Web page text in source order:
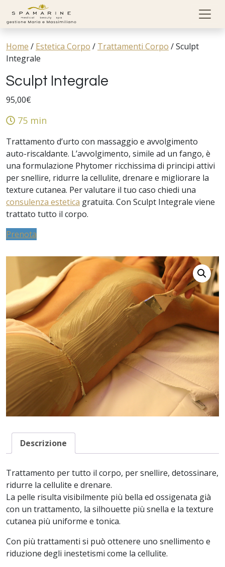
Skip to content
Home / Estetica Corpo / Trattamenti Corpo /Sculpt
Integrale
Sculpt Integrale
95,00€
75 min
Trattamento d’urto con massaggio e avvolgimento
auto-riscaldante. L’avvolgimento, simile ad un fango, è
una formulazione Phytomer ricchissima di principi attivi
per snellire, ridurre la cellulite, drenare e migliorare la
texture cutanea. Per valutare il tuo caso chiedi una
consulenza estetica gratuita. Con Sculpt Integrale viene
trattato tutto il corpo.
Prenota
Descrizione
Trattamento per tutto il corpo, per snellire, detossinare,
ridurre la cellulite e drenare.
La pelle risulta visibilmente più bella ed ossigenata già
con un trattamento, la silhouette più snella e la texture
cutanea più uniforme e tonica.
Con più trattamenti si può ottenere uno snellimento e
riduzione degli inestetismi come la cellulite.